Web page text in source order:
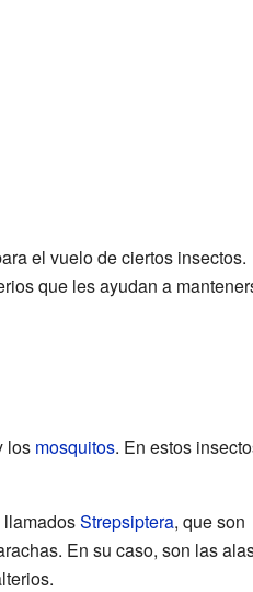
el vuelo de ciertos insectos.
que les ayudan a
los mosquitos. En estos
llamadosStrepsiptera, que son
En su caso, son las